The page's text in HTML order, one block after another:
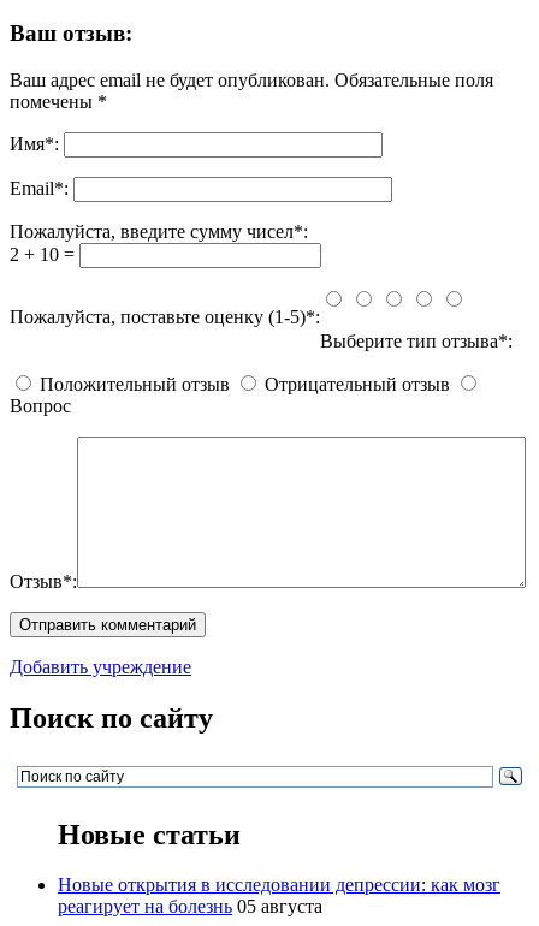
Ваш отзыв:
Ваш адрес email не будет опубликован. Обязательные поля
помечены *
Имя*:
Email*:
Пожалуйста, введите сумму чисел*:
2 + 10 =
Пожалуйста, поставьте оценку (1-5)*:
Выберите тип отзыва*:
Положительный отзыв
Отрицательный отзыв
Вопрос
Отзыв*:
Добавить учреждение
Поиск по сайту
Новые статьи
Новые открытия в исследовании депрессии: как мозг
реагирует на болезнь 05 августа